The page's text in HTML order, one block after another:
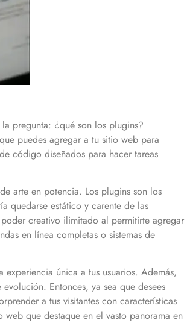
pregunta: ¿qué son los plugins?
puedes agregar a tu sitio web para
código diseñados para hacer tareas
arte en potencia. Los plugins son los
quedarse estático y carente de las
creativo ilimitado al permitirte agregar
en línea completas o sistemas de
única a tus usuarios. Además,
Entonces, ya sea que desees
a tus visitantes con características
que destaque en el vasto panorama en